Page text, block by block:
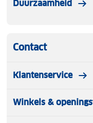
Duurzaamheid
Contact
Klantenservice
Winkels &